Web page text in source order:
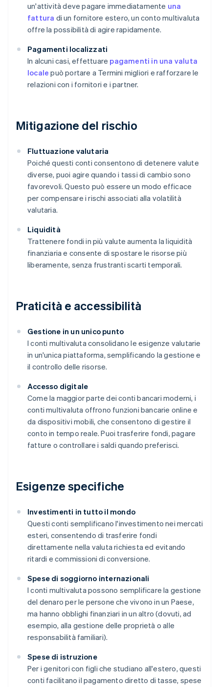
un'attività deve pagare immediatamente una
fattura di un fornitore estero, un conto multivaluta
offre la possibilità di agire rapidamente.
Pagamenti localizzati
In alcuni casi, effettuare pagamenti in una valuta
locale può portare a Termini migliori e rafforzare le
relazioni con i fornitori e i partner.
Mitigazione del rischio
Fluttuazione valutaria
Poiché questi conti consentono di detenere valute
diverse, puoi agire quando i tassi di cambio sono
favorevoli. Questo può essere un modo efficace
per compensare i rischi associati alla volatilità
valutaria.
Liquidità
Trattenere fondi in più valute aumenta la liquidità
finanziaria e consente di spostare le risorse più
liberamente, senza frustranti scarti temporali.
Praticità e accessibilità
Gestione in un unico punto
I conti multivaluta consolidano le esigenze valutarie
in un'unica piattaforma, semplificando la gestione e
il controllo delle risorse.
Accesso digitale
Come la maggior parte dei conti bancari moderni, i
conti multivaluta offrono funzioni bancarie online e
da dispositivi mobili, che consentono di gestire il
conto in tempo reale. Puoi trasferire fondi, pagare
fatture o controllare i saldi quando preferisci.
Esigenze specifiche
Investimenti in tutto il mondo
Questi conti semplificano l'investimento nei mercati
esteri, consentendo di trasferire fondi
direttamente nella valuta richiesta ed evitando
ritardi e commissioni di conversione.
Spese di soggiorno internazionali
I conti multivaluta possono semplificare la gestione
del denaro per le persone che vivono in un Paese,
ma hanno obblighi finanziari in un altro (dovuti, ad
esempio, alla gestione delle proprietà o alle
responsabilità familiari).
Spese di istruzione
Per i genitori con figli che studiano all'estero, questi
conti facilitano il pagamento diretto di tasse, spese